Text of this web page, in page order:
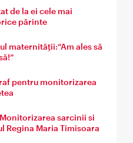
de la ei cele mai
părinte
maternității:“Am ales să
pentru monitorizarea
sarcinii si
Regina Maria Timisoara